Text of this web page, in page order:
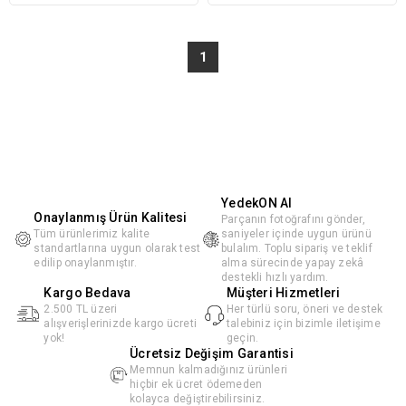
1
Onaylanmış Ürün Kalitesi
Tüm ürünlerimiz kalite
standartlarına uygun olarak test
edilip onaylanmıştır.
YedekON AI
Parçanın fotoğrafını gönder,
saniyeler içinde uygun ürünü
bulalım. Toplu sipariş ve teklif
alma sürecinde yapay zekâ
destekli hızlı yardım.
Kargo Bedava
2.500 TL üzeri
alışverişlerinizde kargo ücreti
yok!
Müşteri Hizmetleri
Her türlü soru, öneri ve destek
talebiniz için bizimle iletişime
geçin.
Ücretsiz Değişim Garantisi
Memnun kalmadığınız ürünleri
hiçbir ek ücret ödemeden
kolayca değiştirebilirsiniz.